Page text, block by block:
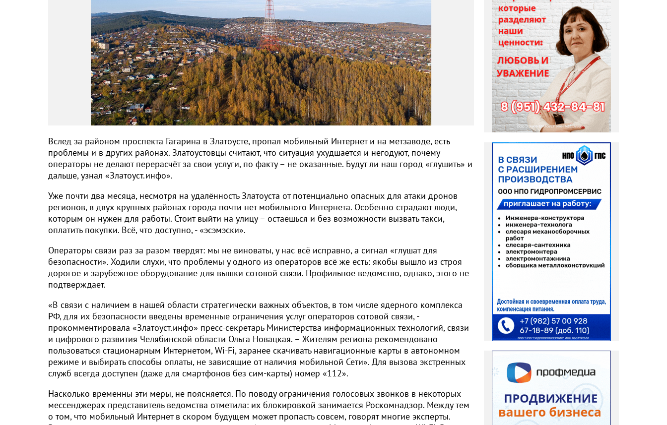
Вслед за районом проспекта Гагарина в Златоусте, пропал мобильный Интернет и на метзаводе, есть
проблемы и в других районах. Златоустовцы считают, что ситуация ухудшается и негодуют, почему
операторы не делают перерасчёт за свои услуги, по факту – не оказанные. Будут ли наш город «глушить» и
дальше, узнал «Златоуст.инфо».
Уже почти два месяца, несмотря на удалённость Златоуста от потенциально опасных для атаки дронов
регионов, в двух крупных районах города почти нет мобильного Интернета. Особенно страдают люди,
которым он нужен для работы. Стоит выйти на улицу – остаёшься и без возможности вызвать такси,
оплатить покупки. Всё, что доступно, - «эсэмэски».
Операторы связи раз за разом твердят: мы не виноваты, у нас всё исправно, а сигнал «глушат для
безопасности». Ходили слухи, что проблемы у одного из операторов всё же есть: якобы вышло из строя
дорогое и зарубежное оборудование для вышки сотовой связи. Профильное ведомство, однако, этого не
подтверждает.
«В связи с наличием в нашей области стратегически важных объектов, в том числе ядерного комплекса
РФ, для их безопасности введены временные ограничения услуг операторов сотовой связи, -
прокомментировала «Златоуст.инфо» пресс-секретарь Министерства информационных технологий, связи
и цифрового развития Челябинской области Ольга Новацкая. – Жителям региона рекомендовано
пользоваться стационарным Интернетом, Wi-Fi, заранее скачивать навигационные карты в автономном
режиме и выбирать способы оплаты, не зависящие от наличия мобильной Сети». Для вызова экстренных
служб всегда доступен (даже для смартфонов без сим-карты) номер «112».
Насколько временны эти меры, не поясняется. По поводу ограничения голосовых звонков в некоторых
мессенджерах представитель ведомства отметила: их блокировкой занимается Роскомнадзор. Между тем
о том, что мобильный Интернет в скором будущем может пропасть совсем, говорят многие эксперты.